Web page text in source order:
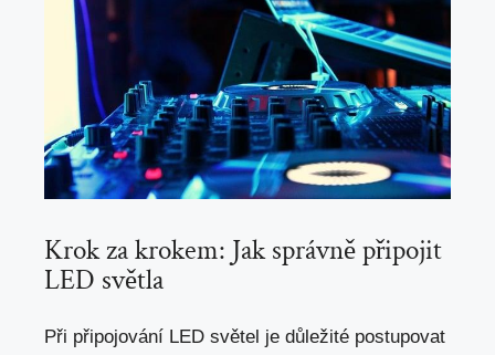
Krok za krokem: Jak správně připojit
LED světla
Při připojování LED světel je důležité postupovat